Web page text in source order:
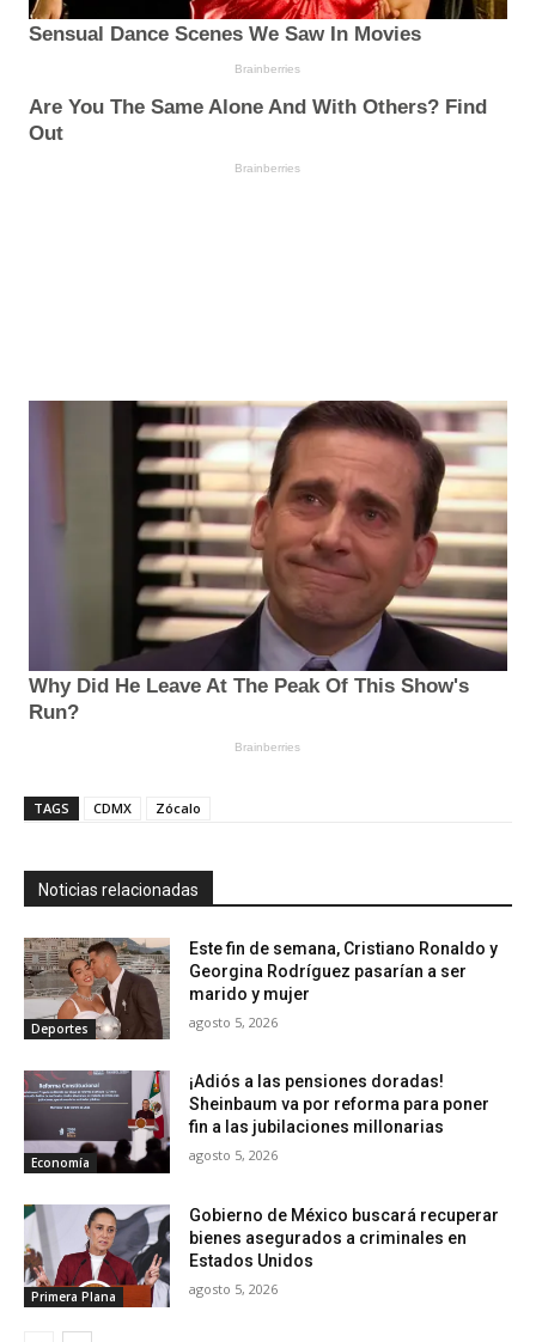
TAGS CDMX Zócalo
Noticias relacionadas
Deportes
Este fin de semana, Cristiano Ronaldo y
Georgina Rodríguez pasarían a ser
marido y mujer
agosto 5, 2026
Economía
¡Adiós a las pensiones doradas!
Sheinbaum va por reforma para poner
fin a las jubilaciones millonarias
agosto 5, 2026
Primera Plana
Gobierno de México buscará recuperar
bienes asegurados a criminales en
Estados Unidos
agosto 5, 2026